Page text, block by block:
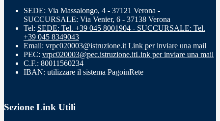
SEDE: Via Massalongo, 4 - 37121 Verona -
SUCCURSALE: Via Venier, 6 - 37138 Verona
Tel: SEDE: Tel. +39 045 8001904 - SUCCURSALE: Tel.
+39 045 8349043
Email: vrpc020003@istruzione.it Link per inviare una mail
PEC: vrpc020003@pec.istruzione.itLink per inviare una mail
C.F.: 80011560234
IBAN: utilizzare il sistema PagoinRete
Sezione Link Utili